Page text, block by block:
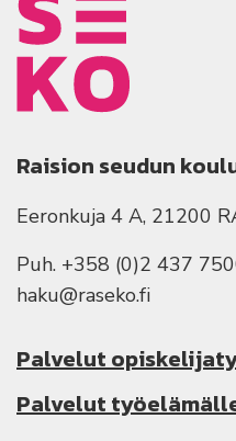
Raision seudun
Eeronkuja 4 A, 21200
Puh. +358 (0)2 437
haku@raseko.fi
Palvelut
Palvelut